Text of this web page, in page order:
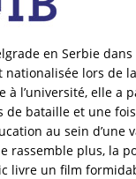
en Serbie
nationalisée lors de
à l’université, elle a
de bataille et une
au sein d’une
rassemble plus, la
livre un film